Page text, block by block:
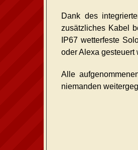
Dank des
zusätzliches Kabel
IP67 wetterfeste
oder Alexa gesteuert
Alle
niemanden